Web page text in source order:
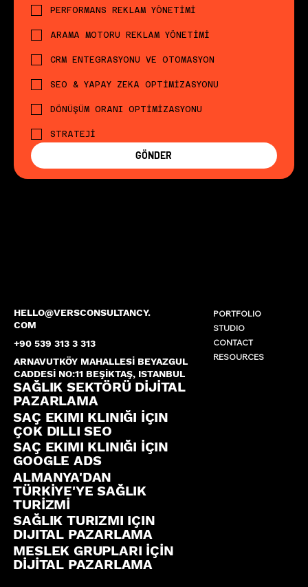
HELLO@VERSCONSULTANCY.
COM
+90 539 313 3 313
ARNAVUTKÖY MAHALLESİ BEYAZGUL
CADDESİ NO:11 BEŞİKTAŞ, ISTANBUL
SAĞLIK SEKTÖRÜ DİJİTAL
PAZARLAMA
SAÇ EKIMI KLINIĞI İÇIN
ÇOK DILLI SEO
SAÇ EKIMI KLINIĞI İÇIN
GOOGLE ADS
ALMANYA'DAN
TÜRKİYE'YE SAĞLIK
TURİZMİ
SAĞLIK TURIZMI IÇIN
DIJITAL PAZARLAMA
MESLEK GRUPLARI İÇİN
DİJİTAL PAZARLAMA
PORTFOLIO
STUDIO
CONTACT
RESOURCES
PERFORMANS REKLAM YÖNETİMİ
ARAMA MOTORU REKLAM YÖNETİMİ
CRM ENTEGRASYONU VE OTOMASYON
SEO & YAPAY ZEKA OPTİMİZASYONU
DÖNÜŞÜM ORANI OPTİMİZASYONU
STRATEJİ
GÖNDER